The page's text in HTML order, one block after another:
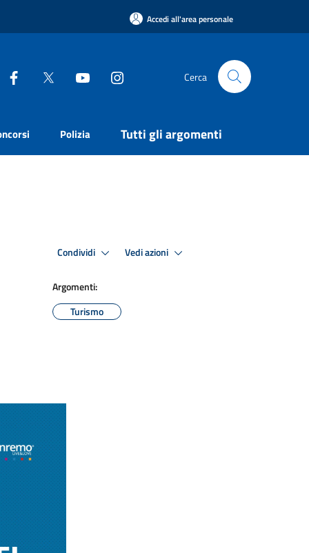
Accedi all'area personale
Cerca
Polizia Tutti gli argomenti
Condividi Vedi azioni
Argomenti:
Turismo